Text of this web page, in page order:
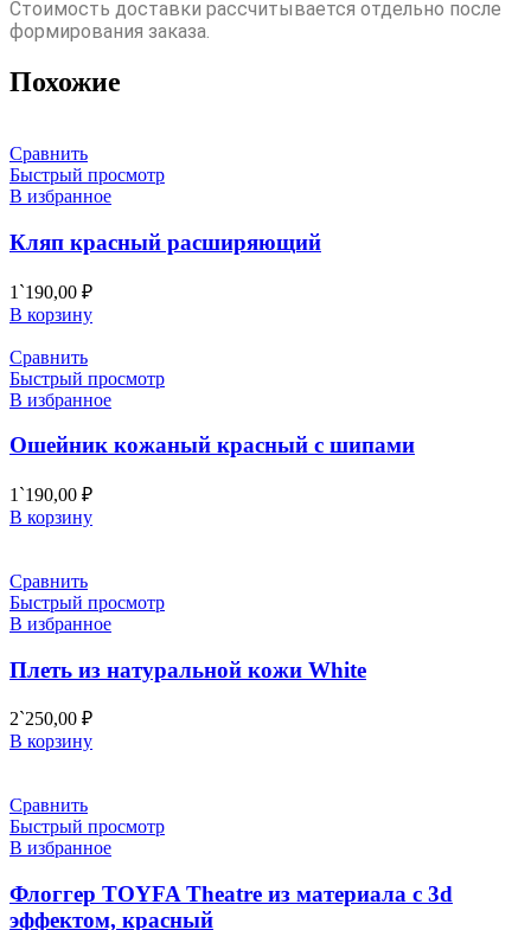
Стоимость доставки рассчитывается отдельно после
формирования заказа.
Похожие
Сравнить
Быстрый просмотр
В избранное
Кляп красный расширяющий
1`190,00 ₽
В корзину
Сравнить
Быстрый просмотр
В избранное
Ошейник кожаный красный с шипами
1`190,00 ₽
В корзину
Сравнить
Быстрый просмотр
В избранное
Плеть из натуральной кожи White
2`250,00 ₽
В корзину
Сравнить
Быстрый просмотр
В избранное
Флоггер TOYFA Theatre из материала с 3d
эффектом, красный